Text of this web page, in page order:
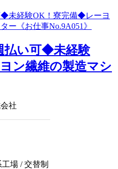
払い可◆未経験
ン繊維の製造マシ
社
場 / 交替制